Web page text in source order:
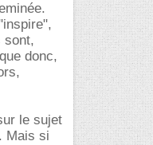
sont,
donc,
le sujet
Mais si